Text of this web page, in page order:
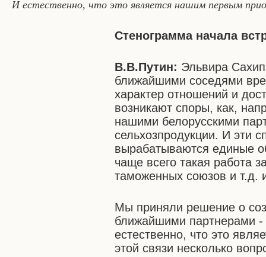
И естественно, что это является нашим первым
Стенограмма начала
В.В.Путин: Эльвира
ближайшими соседями
характер отношений и
возникают споры, как,
нашими белорусскими
сельхозпродукции. И эти
вырабатываются единые
чаще всего такая работа
таможенных союзов и т.д.
Мы приняли решение о
ближайшими партнерами
естественно, что это
этой связи несколько